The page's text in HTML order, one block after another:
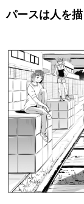
パースは人を